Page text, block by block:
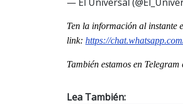
Ten la información al instante
link: https://
También estamos en
Lea También: